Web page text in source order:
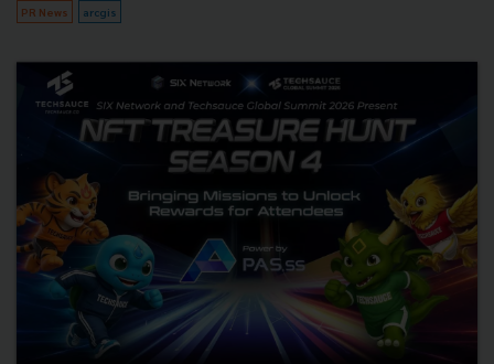
PR News arcgis